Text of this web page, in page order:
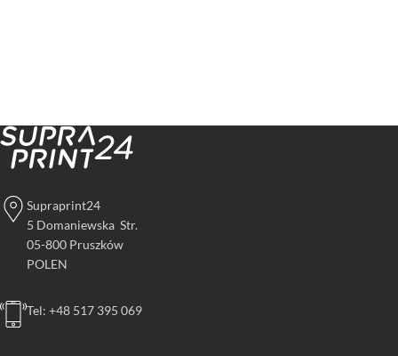
Supraprint24
5 Domaniewska Str.
05-800 Pruszków
POLEN
Tel: +48 517 395 069